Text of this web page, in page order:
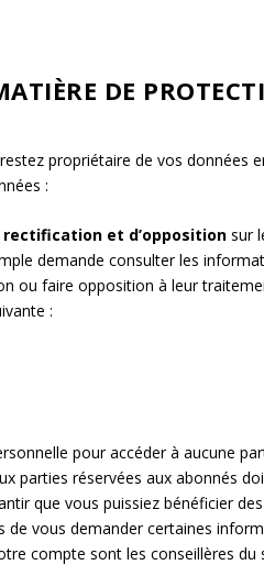
DE
propriétaire de vos données
:
rectification et d’opposition sur
demande consulter les
ou faire opposition à leur
:
pour accéder à aucune
parties réservées aux abonnés
que vous puissiez bénéficier
de vous demander certaines
compte sont les conseillères du